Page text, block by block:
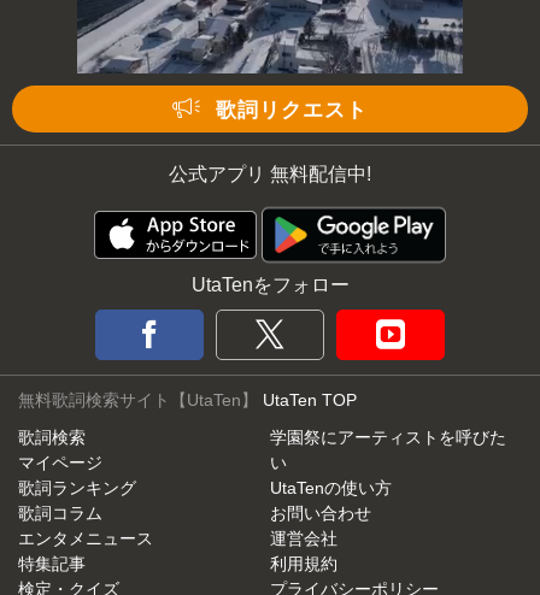
歌詞リクエスト
公式アプリ 無料配信中!
UtaTenをフォロー
無料歌詞検索サイト【UtaTen】 UtaTen TOP
歌詞検索
マイページ
歌詞ランキング
歌詞コラム
エンタメニュース
特集記事
検定・クイズ
学園祭にアーティストを呼びた
い
UtaTenの使い方
お問い合わせ
運営会社
利用規約
プライバシーポリシー